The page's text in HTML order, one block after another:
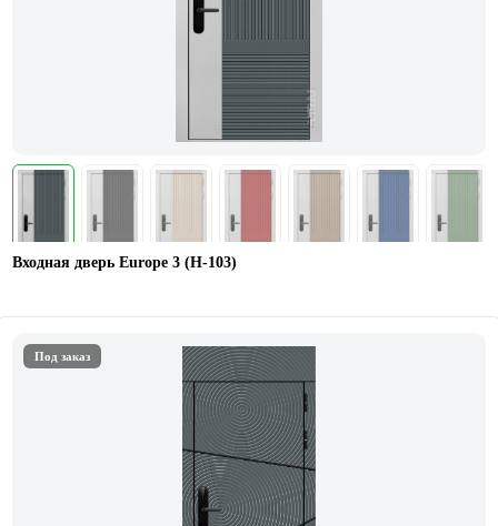
Входная дверь Europe 3 (H-103)
Под заказ